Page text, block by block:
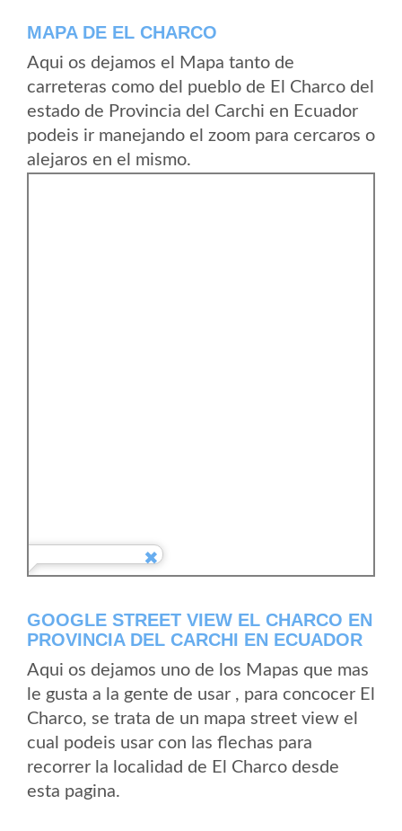
MAPA DE EL CHARCO
Aqui os dejamos el Mapa tanto de
carreteras como del pueblo de El Charco del
estado de Provincia del Carchi en Ecuador
podeis ir manejando el zoom para cercaros o
alejaros en el mismo.
GOOGLE STREET VIEW EL CHARCO EN
PROVINCIA DEL CARCHI EN ECUADOR
Aqui os dejamos uno de los Mapas que mas
le gusta a la gente de usar , para concocer El
Charco, se trata de un mapa street view el
cual podeis usar con las flechas para
recorrer la localidad de El Charco desde
esta pagina.